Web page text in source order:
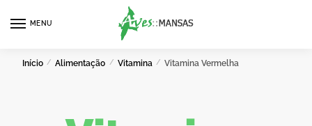
MENU
Início / Alimentação / Vitamina / Vitamina Vermelha